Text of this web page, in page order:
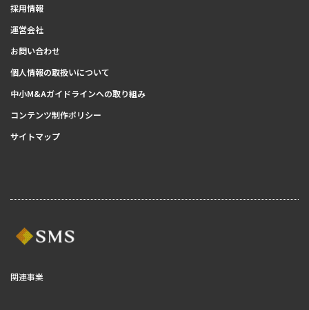
採用情報
運営会社
お問い合わせ
個人情報の取扱いについて
中小M&Aガイドラインへの取り組み
コンテンツ制作ポリシー
サイトマップ
関連事業